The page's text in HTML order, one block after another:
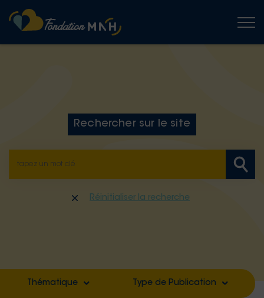
Rechercher sur le site
Réinitialiser la recherche
Thématique Type de Publication